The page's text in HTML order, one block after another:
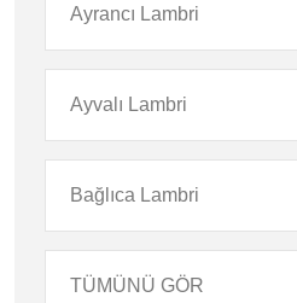
Ayrancı Lambri
Ayvalı Lambri
Bağlıca Lambri
TÜMÜNÜ GÖR